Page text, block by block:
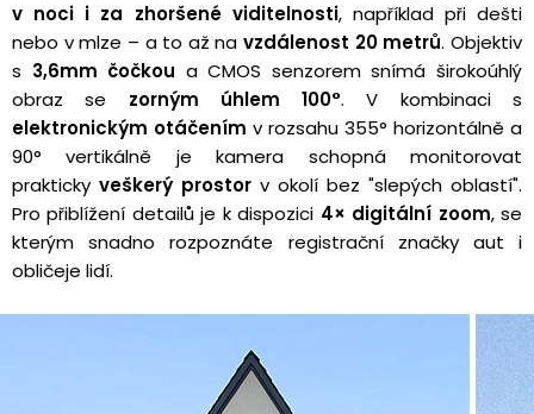
v noci i za zhoršené viditelnosti, například při dešti
nebo v mlze – a to až navzdálenost 20 metrů. Objektiv
s 3,6mm čočkou a CMOS senzorem snímá širokoúhlý
obraz se zorným úhlem 100°. V kombinaci s
elektronickým otáčením v rozsahu 355° horizontálně a
90° vertikálně je kamera schopná monitorovat
prakticky veškerý prostor v okolí bez "slepých oblastí".
Pro přiblížení detailů je k dispozici 4× digitální zoom, se
kterým snadno rozpoznáte registrační značky aut i
obličeje lidí.